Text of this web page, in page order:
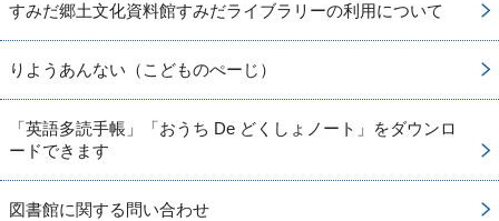
すみだ郷土文化資料館すみだライブラリーの利用について
りようあんない（こどものぺーじ）
「英語多読手帳」「おうち De どくしょノート」をダウンロ
ードできます
図書館に関する問い合わせ